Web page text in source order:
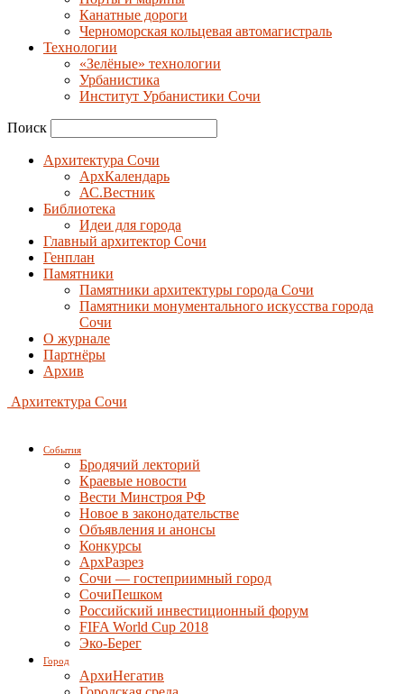
Канатные дороги
Черноморская кольцевая автомагистраль
Технологии
«Зелёные» технологии
Урбанистика
Институт Урбанистики Сочи
Поиск
Архитектура Сочи
АрхКалендарь
АС.Вестник
Библиотека
Идеи для города
Главный архитектор Сочи
Генплан
Памятники
Памятники архитектуры города Сочи
Памятники монументального искусства города
Сочи
О журнале
Партнёры
Архив
Архитектура Сочи
События
Бродячий лекторий
Краевые новости
Вести Минстроя РФ
Новое в законодательстве
Объявления и анонсы
Конкурсы
АрхРазрез
Сочи — гостеприимный город
СочиПешком
Российский инвестиционный форум
FIFA World Cup 2018
Эко-Берег
Город
АрхиНегатив